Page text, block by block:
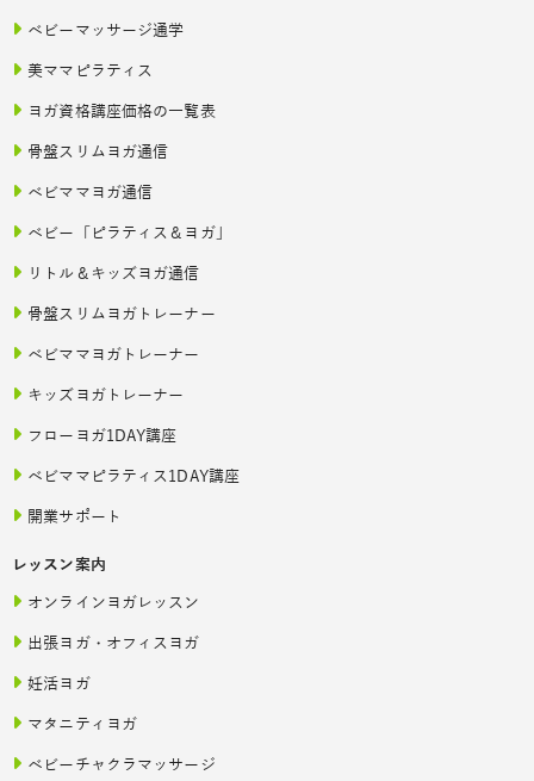
ベビーマッサージ通学
美ママピラティス
ヨガ資格講座価格の一覧表
骨盤スリムヨガ通信
ベビママヨガ通信
ベビー「ピラティス＆ヨガ」
リトル＆キッズヨガ通信
骨盤スリムヨガトレーナー
ベビママヨガトレーナー
キッズヨガトレーナー
フローヨガ1DAY講座
ベビママピラティス1DAY講座
開業サポート
レッスン案内
オンラインヨガレッスン
出張ヨガ・オフィスヨガ
妊活ヨガ
マタニティヨガ
ベビーチャクラマッサージ